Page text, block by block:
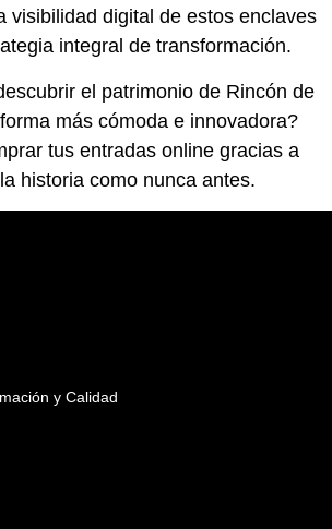
visibilidad digital de estos enclaves
integral de transformación.
el patrimonio de Rincón de
más cómoda e innovadora?
tus entradas online gracias a
historia como nunca antes.
y Calidad